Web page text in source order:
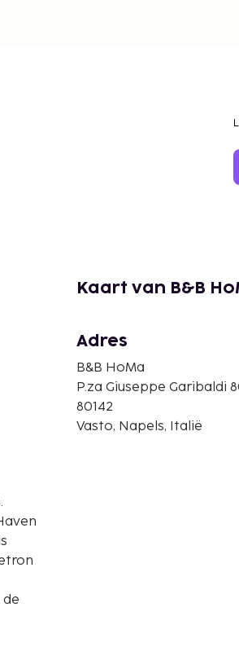
Kaart van B&B
Adres
B&B HoMa
P.za Giuseppe Garibaldi
80142
Vasto, Napels, Italië